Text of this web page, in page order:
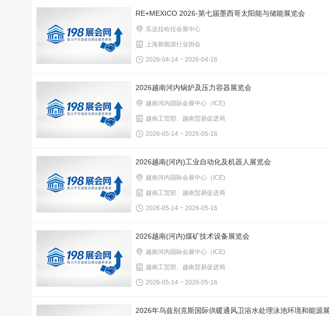
RE+MEXICO 2026-第七届墨西哥太阳能与储能展览会
瓜达拉哈拉会展中心
上海新能源行业协会
2026-04-14 ~ 2026-04-16
2026越南河内锅炉及压力容器展览会
越南河内国际会展中心（ICE)
越南工贸部、越南贸易促进局
2026-05-14 ~ 2026-05-16
2026越南(河内)工业自动化及机器人展览会
越南河内国际会展中心（ICE)
越南工贸部、越南贸易促进局
2026-05-14 ~ 2026-05-16
2026越南(河内)煤矿技术设备展览会
越南河内国际会展中心（ICE)
越南工贸部、越南贸易促进局
2026-05-14 ~ 2026-05-16
2026年乌兹别克斯国际供暖通风卫浴水处理泳池环境和能源展